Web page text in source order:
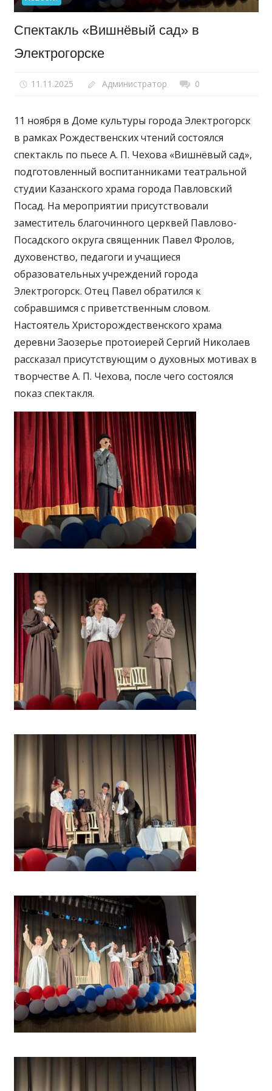
Спектакль «Вишнёвый сад» в
Электрогорске
11.11.2025 Администратор 0
11 ноября в Доме культуры города Электрогорск
в рамках Рождественских чтений состоялся
спектакль по пьесе А. П. Чехова «Вишнёвый сад»,
подготовленный воспитанниками театральной
студии Казанского храма города Павловский
Посад. На мероприятии присутствовали
заместитель благочинного церквей Павлово-
Посадского округа священник Павел Фролов,
духовенство, педагоги и учащиеся
образовательных учреждений города
Электрогорск. Отец Павел обратился к
собравшимся с приветственным словом.
Настоятель Христорождественского храма
деревни Заозерье протоиерей Сергий Николаев
рассказал присутствующим о духовных мотивах в
творчестве А. П. Чехова, после чего состоялся
показ спектакля.